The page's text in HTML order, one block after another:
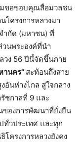
มขอขอบคุณสื่อมวลชน
โครงการหลวงมา
ำกัด (มหาชน) ที่
นพระองค์ที่นำ
วง 56 ปีนี้จัดขึ้นภาย
านคร” สะท้อนถึงสาย
นห่างไกล สู่ใจกลาง
ชกาลที่ 9 และ
ของการพัฒนาที่ยั่งยืน
วประเทศ และทุก
ครงการหลวงยังคง